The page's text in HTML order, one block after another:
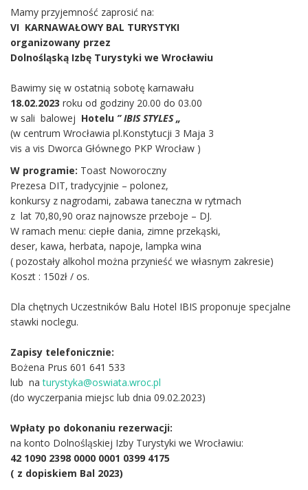
Mamy przyjemność zaprosić na:
VI KARNAWAŁOWY BAL TURYSTYKI
organizowany przez
Dolnośląską Izbę Turystyki we Wrocławiu
Bawimy się w ostatnią sobotę karnawału
18.02.2023 roku od godziny 20.00 do 03.00
w sali balowej Hotelu ” IBIS STYLES „
(w centrum Wrocławia pl.Konstytucji 3 Maja 3
vis a vis Dworca Głównego PKP Wrocław )
W programie: Toast Noworoczny
Prezesa DIT, tradycyjnie – polonez,
konkursy z nagrodami, zabawa taneczna w rytmach
z lat 70,80,90 oraz najnowsze przeboje – DJ.
W ramach menu: ciepłe dania, zimne przekąski,
deser, kawa, herbata, napoje, lampka wina
( pozostały alkohol można przynieść we własnym zakresie)
Koszt : 150zł / os.
Dla chętnych Uczestników Balu Hotel IBIS proponuje specjalne
stawki noclegu.
Zapisy telefonicznie:
Bożena Prus 601 641 533
lub naturystyka@oswiata.wroc.pl
(do wyczerpania miejsc lub dnia 09.02.2023)
Wpłaty po dokonaniu rezerwacji:
na konto Dolnośląskiej Izby Turystyki we Wrocławiu:
42 1090 2398 0000 0001 0399 4175
( z dopiskiem Bal 2023)